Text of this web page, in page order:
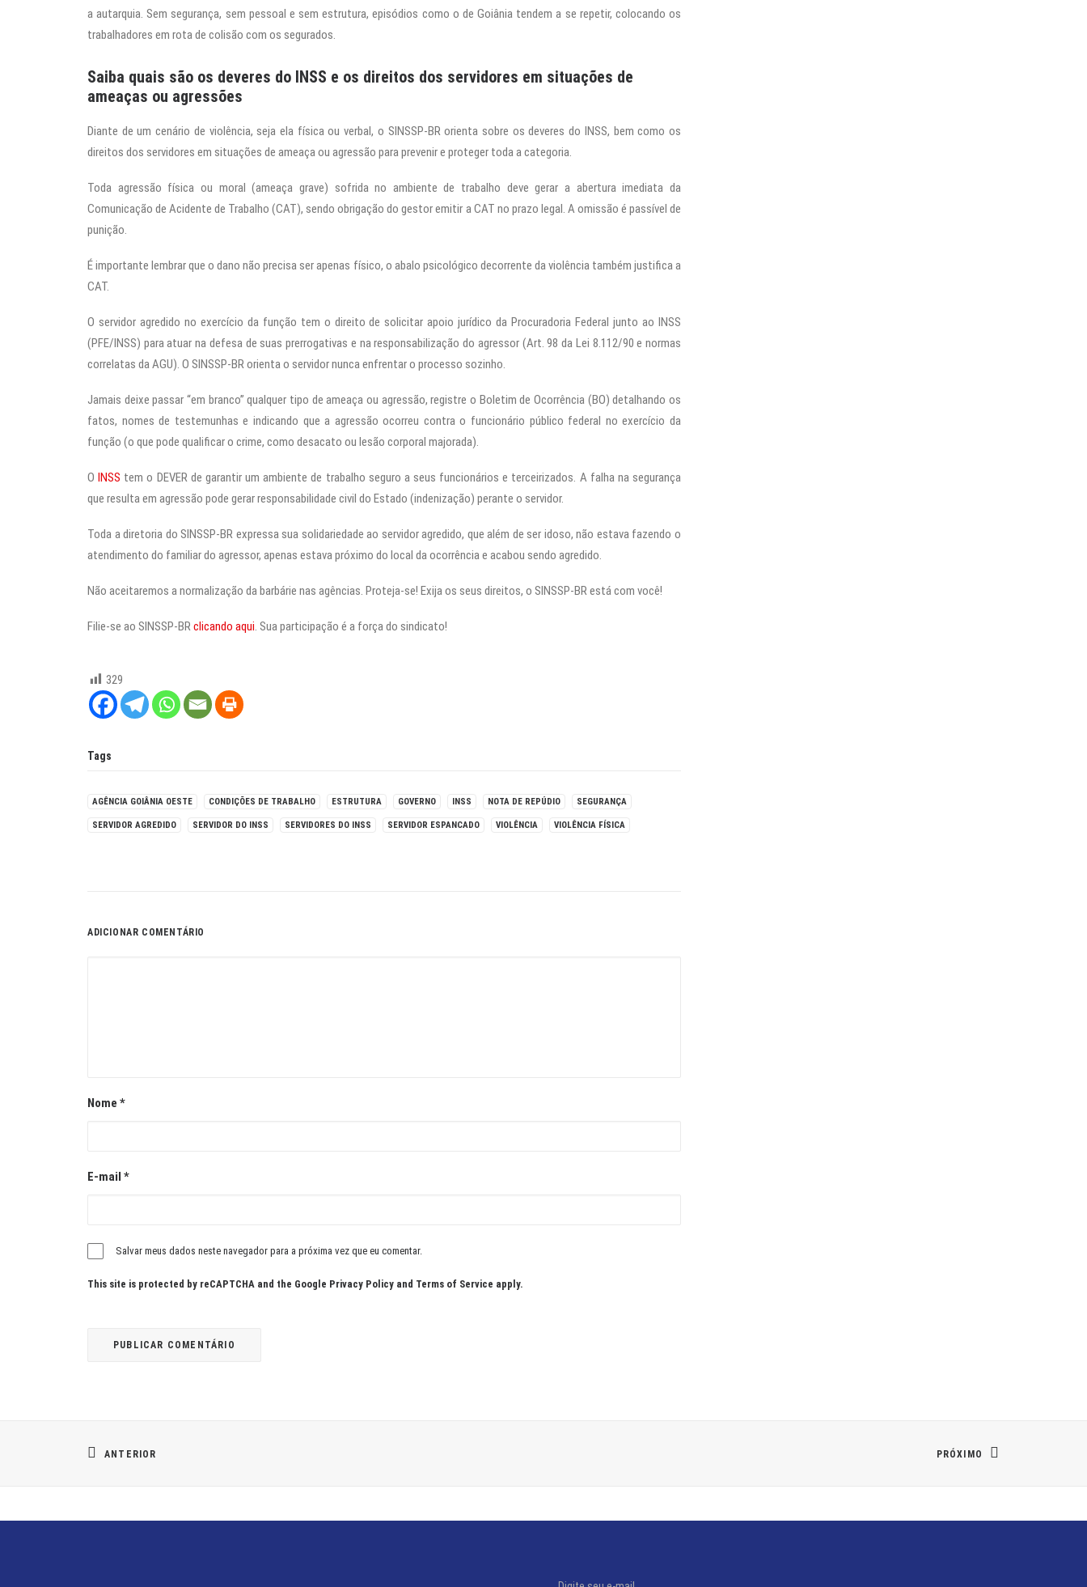
a autarquia. Sem segurança, sem pessoal e sem estrutura, episódios como o de Goiânia tendem a se repetir, colocando os
trabalhadores em rota de colisão com os segurados.
Saiba quais são os deveres do INSS e os direitos dos servidores em situações de
ameaças ou agressões
Diante de um cenário de violência, seja ela física ou verbal, o SINSSP-BR orienta sobre os deveres do INSS, bem como os
direitos dos servidores em situações de ameaça ou agressão para prevenir e proteger toda a categoria.
Toda agressão física ou moral (ameaça grave) sofrida no ambiente de trabalho deve gerar a abertura imediata da
Comunicação de Acidente de Trabalho (CAT), sendo obrigação do gestor emitir a CAT no prazo legal. A omissão é passível de
punição.
É importante lembrar que o dano não precisa ser apenas físico, o abalo psicológico decorrente da violência também justifica a
CAT.
O servidor agredido no exercício da função tem o direito de solicitar apoio jurídico da Procuradoria Federal junto ao INSS
(PFE/INSS) para atuar na defesa de suas prerrogativas e na responsabilização do agressor (Art. 98 da Lei 8.112/90 e normas
correlatas da AGU). O SINSSP-BR orienta o servidor nunca enfrentar o processo sozinho.
Jamais deixe passar “em branco” qualquer tipo de ameaça ou agressão, registre o Boletim de Ocorrência (BO) detalhando os
fatos, nomes de testemunhas e indicando que a agressão ocorreu contra o funcionário público federal no exercício da
função (o que pode qualificar o crime, como desacato ou lesão corporal majorada).
OINSS tem o DEVER de garantir um ambiente de trabalho seguro a seus funcionários e terceirizados. A falha na segurança
que resulta em agressão pode gerar responsabilidade civil do Estado (indenização) perante o servidor.
Toda a diretoria do SINSSP-BR expressa sua solidariedade ao servidor agredido, que além de ser idoso, não estava fazendo o
atendimento do familiar do agressor, apenas estava próximo do local da ocorrência e acabou sendo agredido.
Não aceitaremos a normalização da barbárie nas agências. Proteja-se! Exija os seus direitos, o SINSSP-BR está com você!
Filie-se ao SINSSP-BRclicando aqui. Sua participação é a força do sindicato!
329
Tags
AGÊNCIA GOIÂNIA OESTE CONDIÇÕES DE TRABALHO ESTRUTURA GOVERNO INSS NOTA DE REPÚDIO SEGURANÇA
SERVIDOR AGREDIDO SERVIDOR DO INSS SERVIDORES DO INSS SERVIDOR ESPANCADO VIOLÊNCIA VIOLÊNCIA FÍSICA
ADICIONAR COMENTÁRIO
Nome *
E-mail *
Salvar meus dados neste navegador para a próxima vez que eu comentar.
This site is protected by reCAPTCHA and the Google Privacy Policy and Terms of Service apply.
ANTERIOR PRÓXIMO